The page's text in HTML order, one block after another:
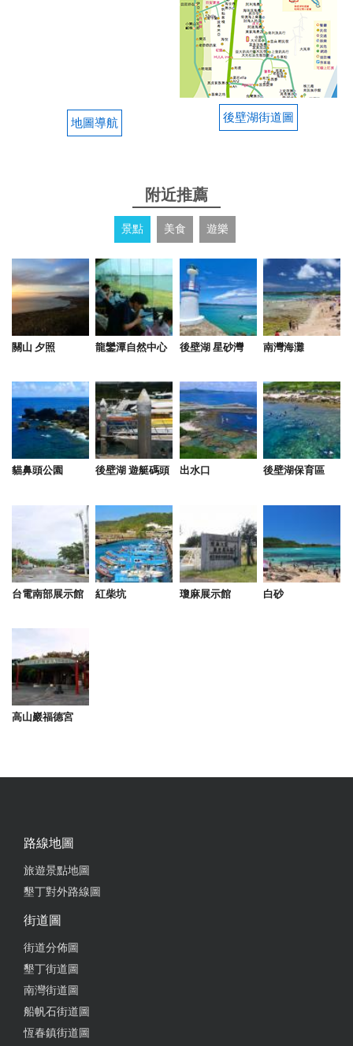
2019-05-13 21:10:45
超級適合度假放鬆的地方！ 大人烤肉暢飲著、小孩在
戲水池玩水能顧的到！ 離海邊跟海產店也很近，超推
的
地圖導航 後壁湖街道圖
附近推薦
景點 美食 遊樂
關山 夕照 龍鑾潭自然中心 後壁湖 星砂灣 南灣海灘
貓鼻頭公園 後壁湖 遊艇碼頭 出水口 後壁湖保育區
台電南部展示館 紅柴坑 瓊麻展示館 白砂
高山巖福德宮
路線地圖
旅遊景點地圖
墾丁對外路線圖
街道圖
街道分佈圖
墾丁街道圖
南灣街道圖
船帆石街道圖
恆春鎮街道圖